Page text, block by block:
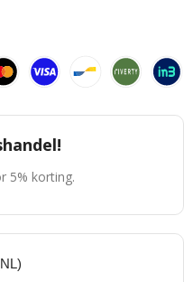
5% korting.